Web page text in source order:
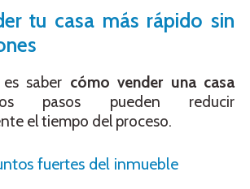
tu casa más rápido sin
saber cómo vender una casa
pasos pueden reducir
el tiempo del proceso.
fuertes del inmueble